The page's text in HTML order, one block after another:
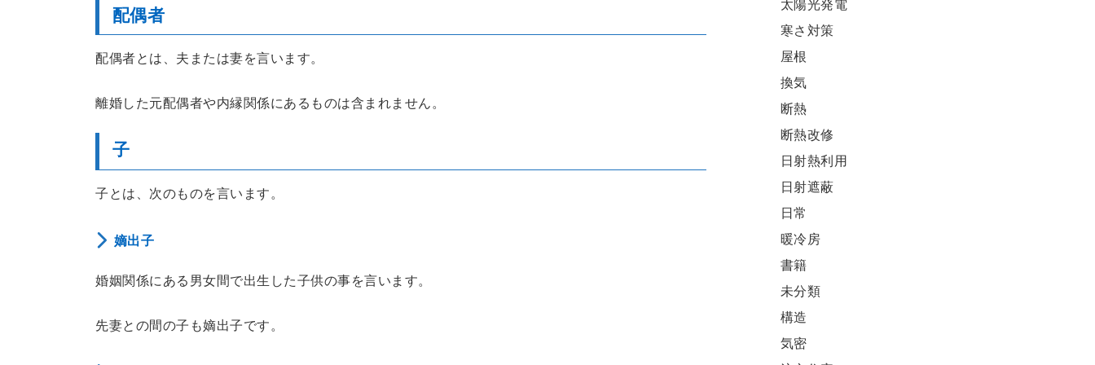
配偶者
配偶者とは、夫または妻を言います。
離婚した元配偶者や内縁関係にあるものは含まれません。
子
子とは、次のものを言います。
嫡出子
婚姻関係にある男女間で出生した子供の事を言います。
先妻との間の子も嫡出子です。
寒さ対策
屋根
換気
断熱
断熱改修
日射熱利用
日射遮蔽
日常
暖冷房
書籍
未分類
構造
気密